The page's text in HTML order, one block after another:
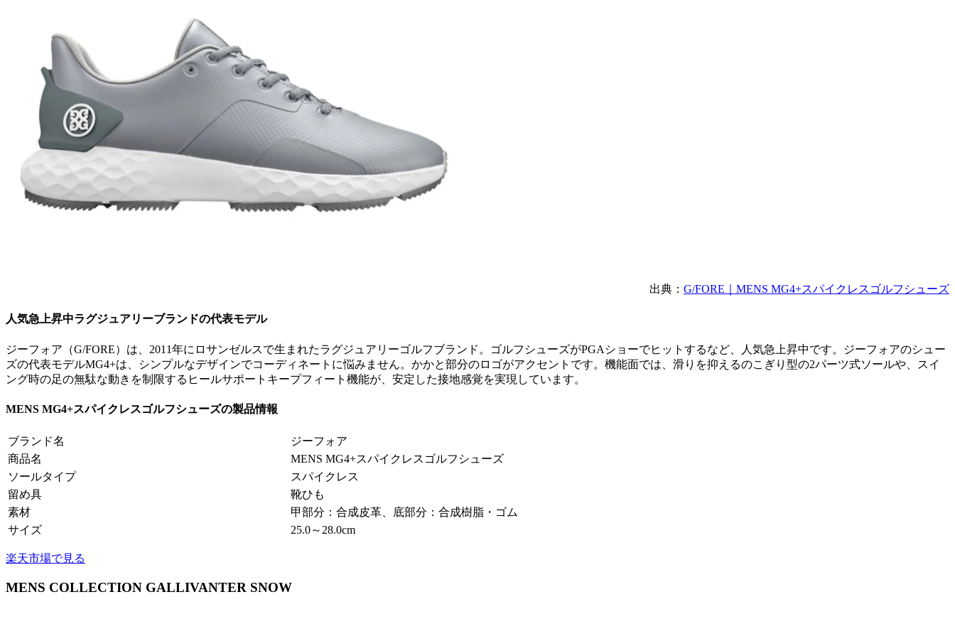
出典： G/FORE｜MENS MG4+スパイクレスゴルフシューズ
人気急上昇中ラグジュアリーブランドの代表モデル
ジーフォア（G/FORE）は、2011年にロサンゼルスで生まれたラグジュアリーゴルフブランド。ゴルフシューズがPGAショーでヒットするなど、人気急上昇中です。ジーフォアのシュー
ズの代表モデルMG4+は、シンプルなデザインでコーディネートに悩みません。かかと部分のロゴがアクセントです。機能面では、滑りを抑えるのこぎり型の2パーツ式ソールや、スイ
ング時の足の無駄な動きを制限するヒールサポートキープフィート機能が、安定した接地感覚を実現しています。
MENS MG4+スパイクレスゴルフシューズの製品情報
ブランド名
ジーフォア
商品名
MENS MG4+スパイクレスゴルフシューズ
ソールタイプ
スパイクレス
留め具
靴ひも
素材
甲部分：合成皮革、底部分：合成樹脂・ゴム
サイズ
25.0～28.0cm
楽天市場で見る
MENS COLLECTION GALLIVANTER SNOW